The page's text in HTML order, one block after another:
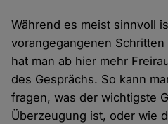
Während es meist sinnvoll
vorangegangenen
hat man ab hier mehr
des Gesprächs. So kann
fragen, was der wichtigste
Überzeugung ist, oder wie